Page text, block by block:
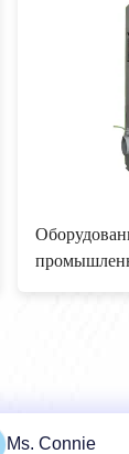
с
Ms. Connie